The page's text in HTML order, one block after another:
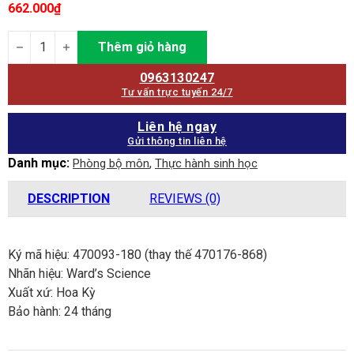
662.000₫
Lá với ổ túi bào tử cho thấy túi bào tử và bào tử của tỏi rừng
Thêm giỏ hàng
0963130247
Tư vấn trực tuyến 24/7
Liên hệ ngay
Gửi thông tin liên hệ
Danh mục: Phòng bộ môn, Thực hành sinh học
DESCRIPTION REVIEWS (0)
Ký mã hiệu: 470093-180 (thay thế 470176-868)
Nhãn hiệu: Ward’s Science
Xuất xứ: Hoa Kỳ
Bảo hành: 24 tháng